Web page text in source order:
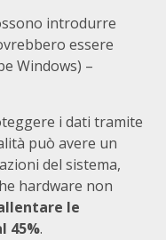
introdurre
essere
Windows) –
i dati tramite
può avere un
del sistema,
hardware non
le
45%.